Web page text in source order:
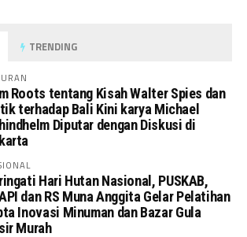
TRENDING
Roots tentang Kisah Walter Spies dan
terhadap Bali Kini karya Michael
Diputar dengan Diskusi di
Hari Hutan Nasional, PUSKAB,
dan RS Muna Anggita Gelar Pelatihan
Inovasi Minuman dan Bazar Gula
Murah